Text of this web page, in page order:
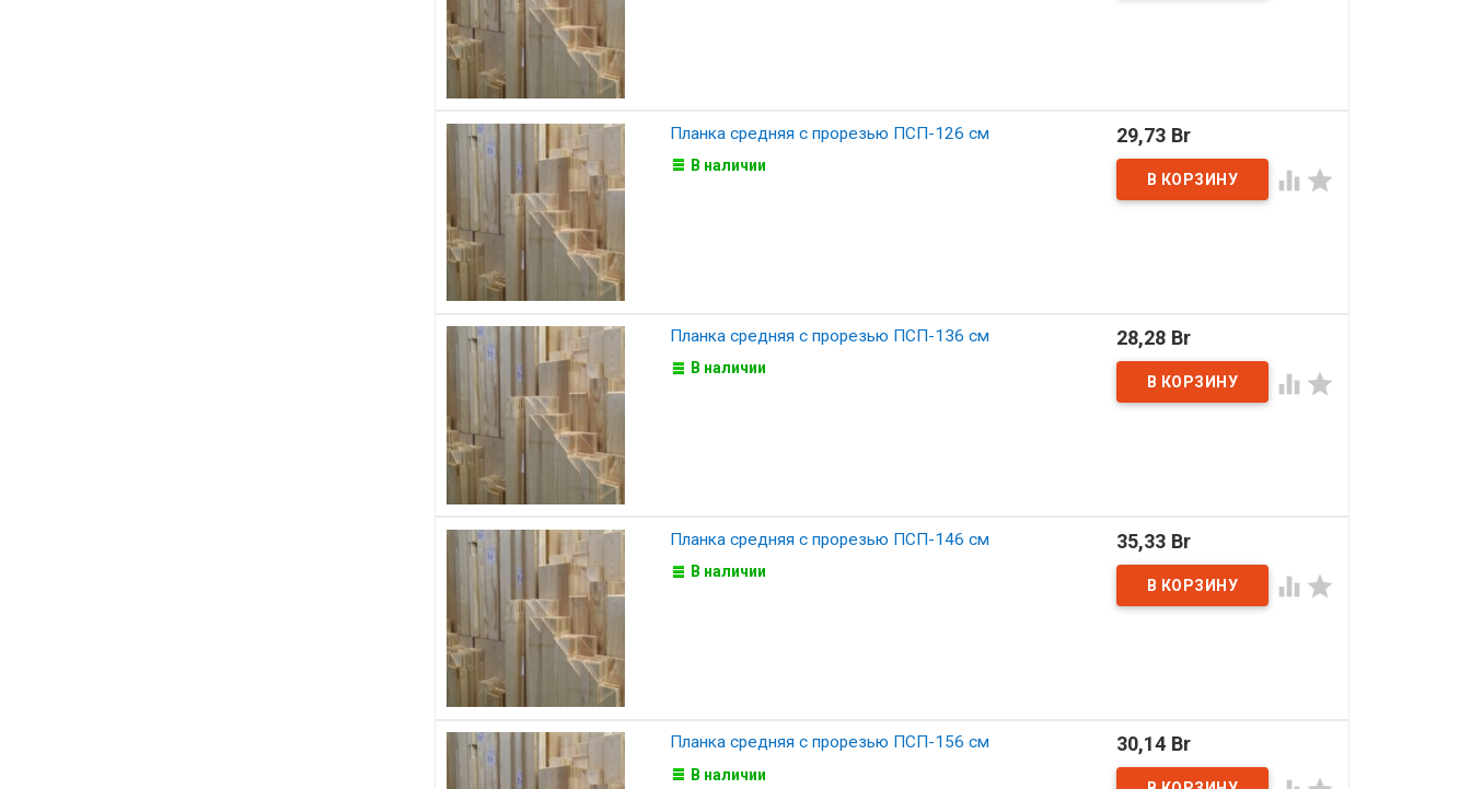
Планка средняя с прорезью ПСП-126 см
В наличии
29,73 Br
 
Планка средняя с прорезью ПСП-136 см
В наличии
28,28 Br
 
Планка средняя с прорезью ПСП-146 см
В наличии
35,33 Br
 
Планка средняя с прорезью ПСП-156 см
В наличии
30,14 Br